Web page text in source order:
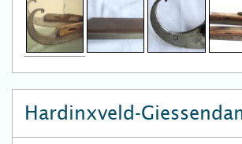
Hardinxveld-